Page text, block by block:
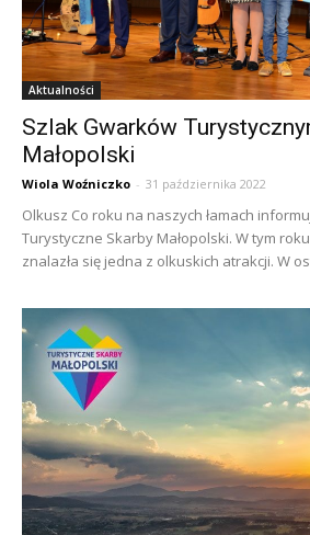
Aktualności
Szlak Gwarków
Małopolski
Wiola Woźniczko - 31 października 2022
Olkusz Co roku na naszych łamach
Turystyczne Skarby Małopolski. W tym
znalazła się jedna z olkuskich atrakcji. W